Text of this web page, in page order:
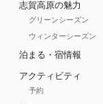
志賀高原の魅力
グリーンシーズン
ウィンターシーズン
泊まる・宿情報
アクティビティ
予約